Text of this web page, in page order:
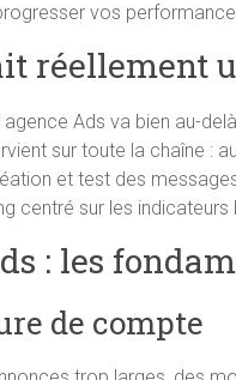
vos
réellement
agence Ads va bien au-
sur toute la chaîne :
et test des
centré sur les indicateurs
: les
de compte